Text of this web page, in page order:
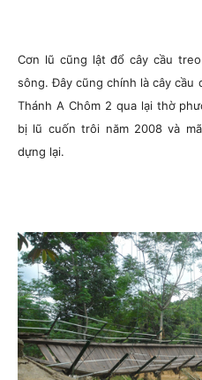
Cơn lũ cũng lật đổ cây cầu
sông. Đây cũng chính là cây cầu
Thánh A Chôm 2 qua lại thờ
bị lũ cuốn trôi năm 2008 và
dựng lại.